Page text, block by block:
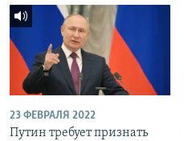
23 ФЕВРАЛЯ 2022
Путин требует признать